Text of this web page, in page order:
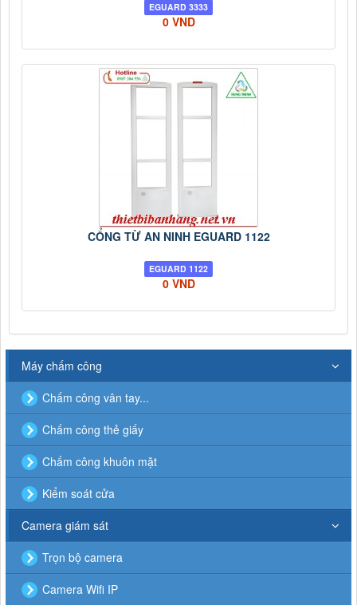
EGUARD 3333
0 VND
CỔNG TỪ AN NINH EGUARD 1122
EGUARD 1122
0 VND
Máy chấm công
Chấm công vân tay...
Chấm công thẻ giấy
Chấm công khuôn mặt
Kiểm soát cửa
Camera giám sát
Trọn bộ camera
Camera Wifi IP